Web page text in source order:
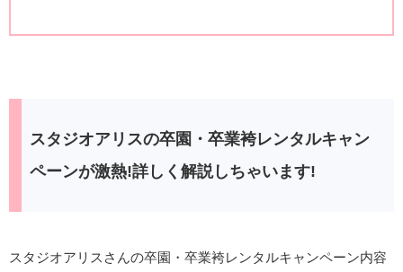
スタジオアリスの卒園・卒業袴レンタルキャン
ペーンが激熱!詳しく解説しちゃいます!
スタジオアリスさんの卒園・卒業袴レンタルキャンペーン内容